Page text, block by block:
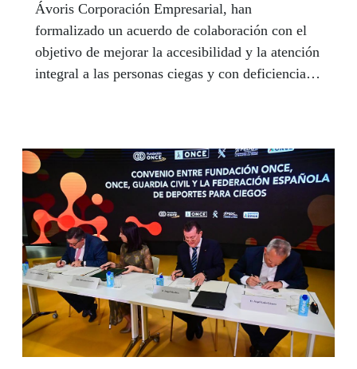
Ávoris Corporación Empresarial, han
formalizado un acuerdo de colaboración con el
objetivo de mejorar la accesibilidad y la atención
integral a las personas ciegas y con deficiencia